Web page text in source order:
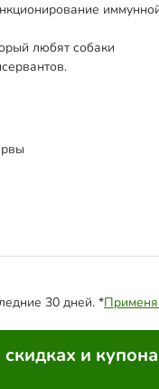
любят собаки
30 дней. *
и